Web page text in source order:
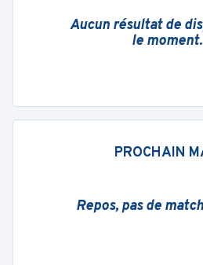
Aucun résultat de
le
PROCHAIN
Repos, pas de